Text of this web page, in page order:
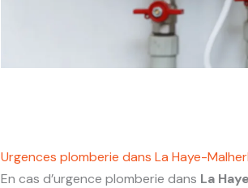
Urgences plomberie dans La Haye-
En cas d’urgence plomberie dans La